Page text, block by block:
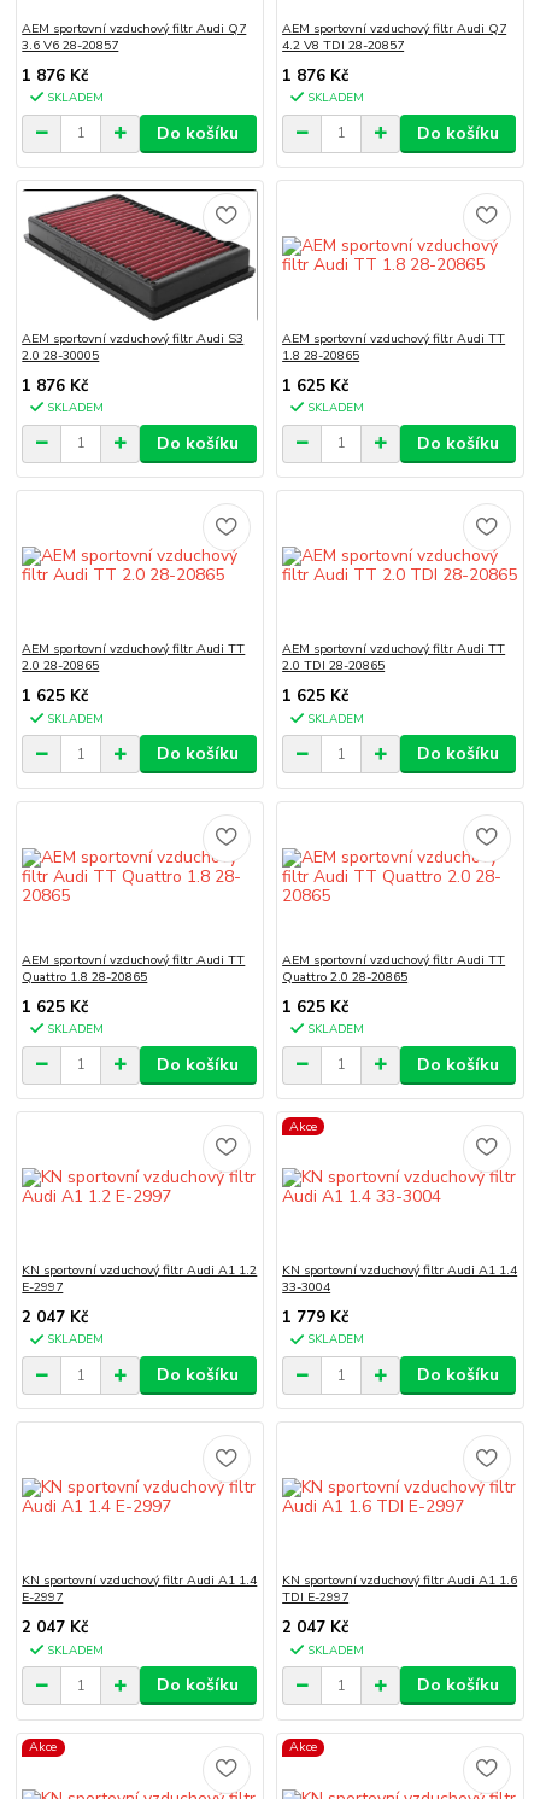
AEM sportovní vzduchový filtr Audi Q7
3.6 V6 28-20857
1 876 Kč
SKLADEM
Do košíku
AEM sportovní vzduchový filtr Audi Q7
4.2 V8 TDI 28-20857
1 876 Kč
SKLADEM
Do košíku
AEM sportovní vzduchový filtr Audi S3
2.0 28-30005
1 876 Kč
SKLADEM
Do košíku
AEM sportovní vzduchový filtr Audi TT
1.8 28-20865
1 625 Kč
SKLADEM
Do košíku
AEM sportovní vzduchový filtr Audi TT
2.0 28-20865
1 625 Kč
SKLADEM
Do košíku
AEM sportovní vzduchový filtr Audi TT
2.0 TDI 28-20865
1 625 Kč
SKLADEM
Do košíku
AEM sportovní vzduchový filtr Audi TT
Quattro 1.8 28-20865
1 625 Kč
SKLADEM
Do košíku
AEM sportovní vzduchový filtr Audi TT
Quattro 2.0 28-20865
1 625 Kč
SKLADEM
Do košíku
KN sportovní vzduchový filtr Audi A1 1.2
E-2997
2 047 Kč
SKLADEM
Do košíku
Akce
KN sportovní vzduchový filtr Audi A1 1.4
33-3004
1 779 Kč
SKLADEM
Do košíku
KN sportovní vzduchový filtr Audi A1 1.4
E-2997
2 047 Kč
SKLADEM
Do košíku
KN sportovní vzduchový filtr Audi A1 1.6
TDI E-2997
2 047 Kč
SKLADEM
Do košíku
Akce Akce